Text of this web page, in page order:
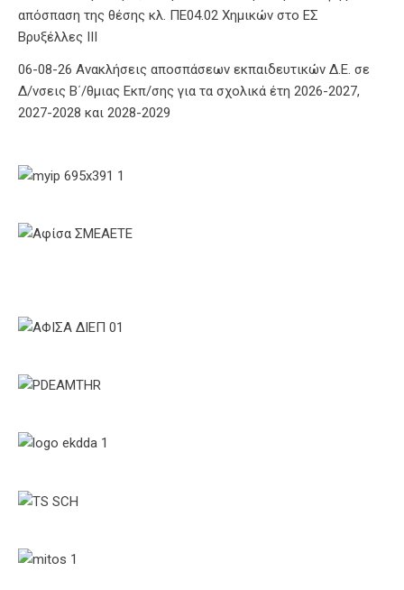
απόσπαση της θέσης κλ. ΠΕ04.02 Χημικών στο ΕΣ
Βρυξέλλες ΙΙΙ
06-08-26 Ανακλήσεις αποσπάσεων εκπαιδευτικών Δ.Ε. σε
Δ/νσεις Β΄/θμιας Εκπ/σης για τα σχολικά έτη 2026-2027,
2027-2028 και 2028-2029